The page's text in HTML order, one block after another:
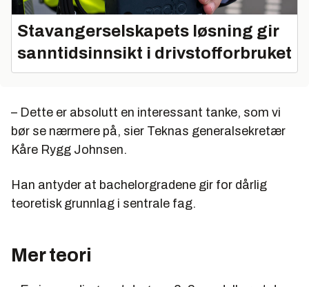
Stavangerselskapets løsning gir
sanntidsinnsikt i drivstofforbruket
– Dette er absolutt en interessant tanke, som vi
bør se nærmere på, sier Teknas generalsekretær
Kåre Rygg Johnsen.
Han antyder at bachelorgradene gir for dårlig
teoretisk grunnlag i sentrale fag.
Mer teori